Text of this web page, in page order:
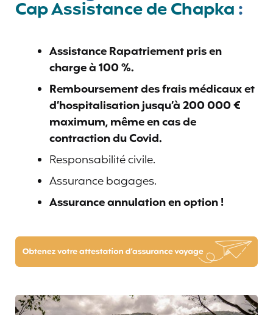
Cap Assistance de Chapka:
Assistance Rapatriement pris en
charge à 100 %.
Remboursement des frais médicaux et
d’hospitalisation jusqu’à 200 000 €
maximum, même en cas de
contraction du Covid.
Responsabilité civile.
Assurance bagages.
Assurance annulation en option !